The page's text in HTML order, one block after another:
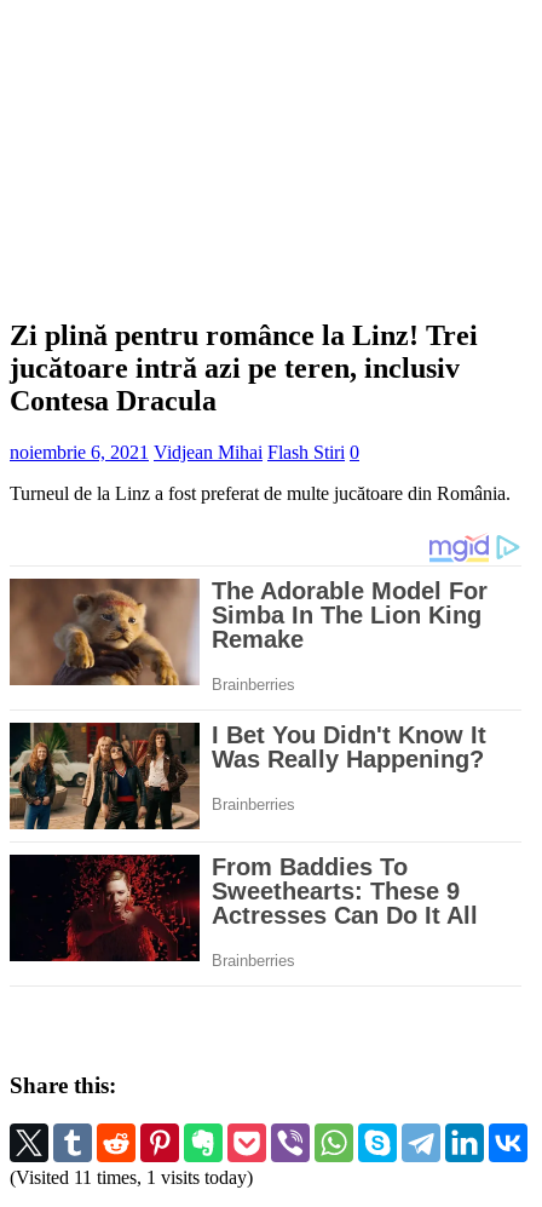
Zi plină pentru românce la Linz! Trei
jucătoare intră azi pe teren, inclusiv
Contesa Dracula
noiembrie 6, 2021 Vidjean Mihai Flash Stiri 0
Turneul de la Linz a fost preferat de multe jucătoare din România.
Share this:
(Visited 11 times, 1 visits today)